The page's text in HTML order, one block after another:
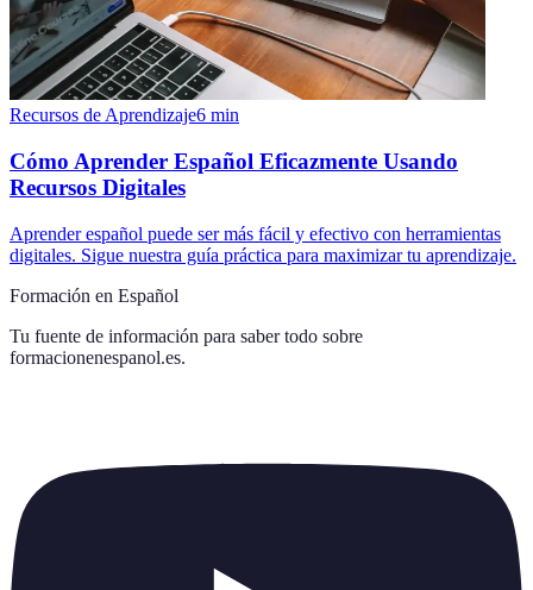
Recursos de Aprendizaje6 min
Cómo Aprender Español Eficazmente Usando
Recursos Digitales
Aprender español puede ser más fácil y efectivo con herramientas
digitales. Sigue nuestra guía práctica para maximizar tu aprendizaje.
Formación en Español
Tu fuente de información para saber todo sobre
formacionenespanol.es.